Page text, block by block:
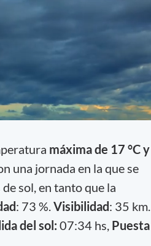
máxima de 17 °C y
una jornada en la que se
sol, en tanto que la
: 73 %. Visibilidad: 35 km.
del sol: 07:34 hs, Puesta